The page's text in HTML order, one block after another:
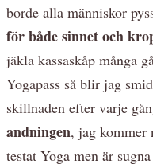
borde alla människor
för både sinnet och
jäkla kassaskåp många
Yogapass så blir jag
skillnaden efter varje
andningen, jag kommer
testat Yoga men är